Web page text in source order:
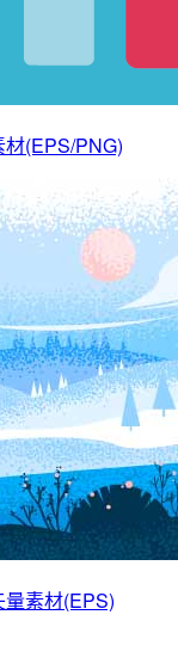
(EPS/PNG)
素材(EPS)